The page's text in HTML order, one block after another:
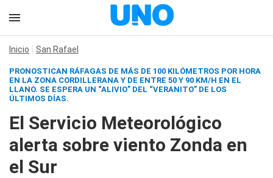
Inicio San Rafael
PRONOSTICAN RÁFAGAS DE MÁS DE 100 KILÓMETROS POR HORA
EN LA ZONA CORDILLERANA Y DE ENTRE 50 Y 90 KM/H EN EL
LLANO. SE ESPERA UN “ALIVIO” DEL “VERANITO” DE LOS
ÚLTIMOS DÍAS.
El Servicio Meteorológico
alerta sobre viento Zonda en
el Sur